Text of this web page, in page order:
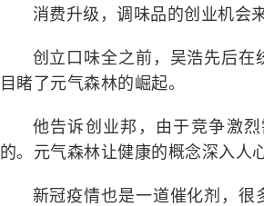
消费升级，调味品的创业机会
创立口味全之前，吴浩先后在
目睹了元气森林的崛起。
他告诉创业邦，由于竞争激
的。元气森林让健康的概念深入人
新冠疫情也是一道催化剂，很